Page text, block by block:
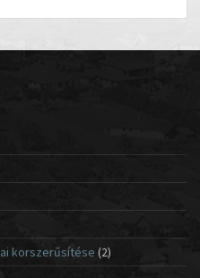
korszerűsítése (2)